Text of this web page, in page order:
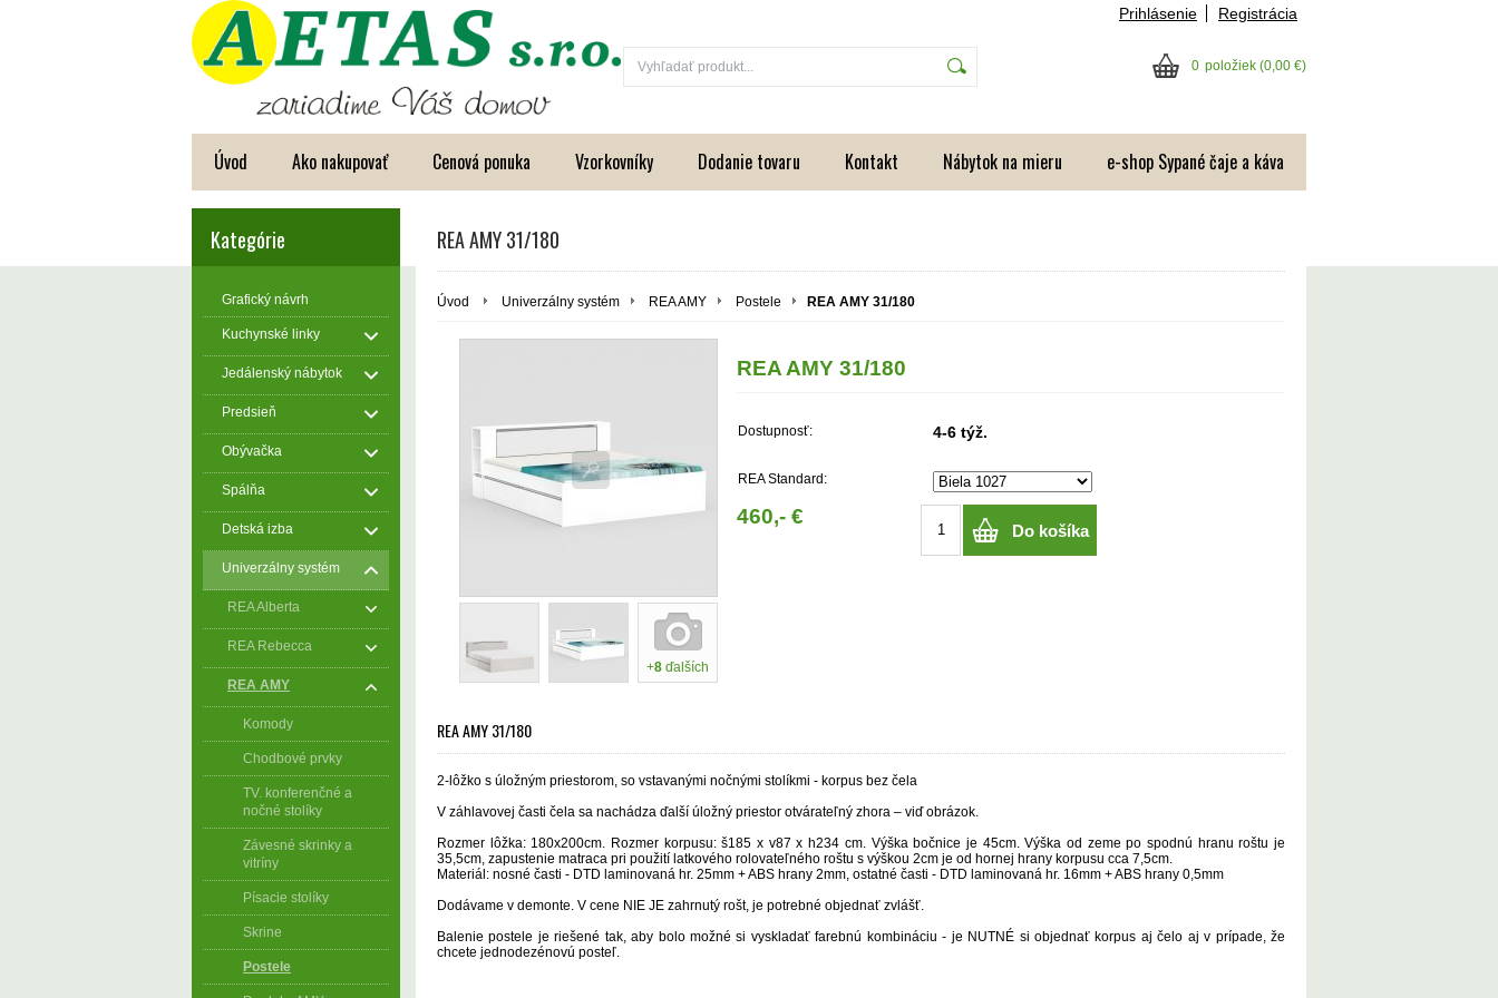
Prihlásenie Registrácia
0 položiek (0,00 €)
Úvod Ako nakupovať Cenová ponuka Vzorkovníky Dodanie tovaru Kontakt Nábytok na mieru e-shop Sypané čaje a káva
Kategórie
Grafický návrh
Kuchynské linky
Jedálenský nábytok
Predsieň
Obývačka
Spálňa
Detská izba
Univerzálny systém
REA Alberta
REA Rebecca
REA AMY
Komody
Chodbové prvky
TV. konferenčné a
nočné stolíky
Závesné skrinky a
vitríny
Písacie stolíky
Skrine
Postele
REA AMY 31/180
Úvod Univerzálny systém REA AMY Postele REA AMY 31/180
+8 ďalších
REA AMY 31/180
Dostupnosť: 4-6 týž.
REA Standard:
460,- €
Do košíka
REA AMY 31/180
2-lôžko s úložným priestorom, so vstavanými nočnými stolíkmi - korpus bez čela
V záhlavovej časti čela sa nachádza ďalší úložný priestor otvárateľný zhora – viď obrázok.
Rozmer lôžka: 180x200cm. Rozmer korpusu: š185 x v87 x h234 cm. Výška bočnice je 45cm. Výška od zeme po spodnú hranu roštu je
35,5cm, zapustenie matraca pri použití latkového rolovateľného roštu s výškou 2cm je od hornej hrany korpusu cca 7,5cm.
Materiál: nosné časti - DTD laminovaná hr. 25mm + ABS hrany 2mm, ostatné časti - DTD laminovaná hr. 16mm + ABS hrany 0,5mm
Dodávame v demonte. V cene NIE JE zahrnutý rošt, je potrebné objednať zvlášť.
Balenie postele je riešené tak, aby bolo možné si vyskladať farebnú kombináciu - je NUTNÉ si objednať korpus ajčelo aj v prípade, že
chcete jednodezénovú posteľ.